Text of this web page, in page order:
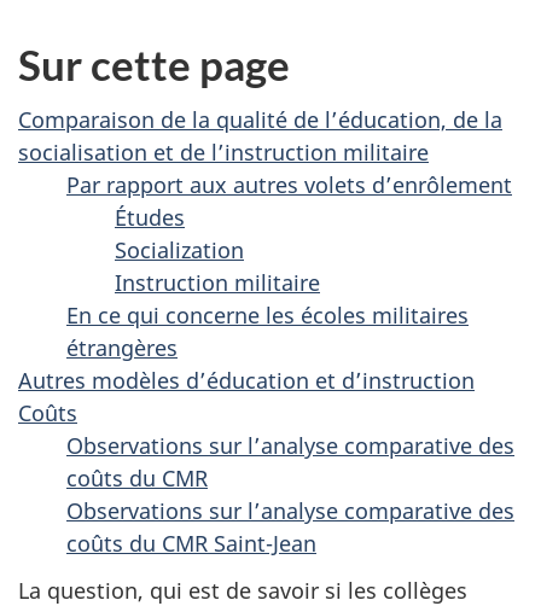
Sur cette page
Comparaison de la qualité de l’éducation, de la
socialisation et de l’instruction militaire
Par rapport aux autres volets d’enrôlement
Études
Socialization
Instruction militaire
En ce qui concerne les écoles militaires
étrangères
Autres modèles d’éducation et d’instruction
Coûts
Observations sur l’analyse comparative des
coûts du CMR
Observations sur l’analyse comparative des
coûts du CMR Saint-Jean
La question, qui est de savoir si les collèges